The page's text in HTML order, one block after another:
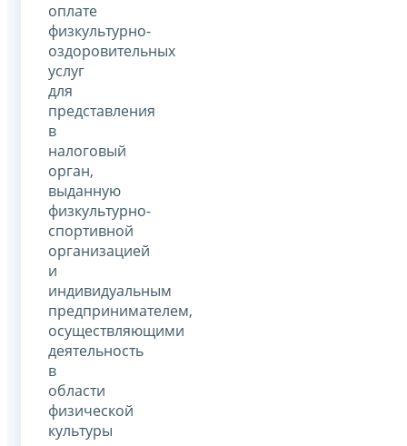
оплате
физкультурно-
оздоровительных
услуг
для
представления
в
налоговый
орган,
выданную
физкультурно-
спортивной
организацией
и
индивидуальным
предпринимателем,
осуществляющими
деятельность
в
области
физической
культуры